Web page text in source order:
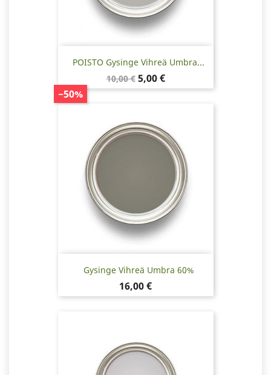
POISTO Gysinge Vihreä Umbra...
Normaalihinta
10,00 €
−50%
Hinta
5,00 €
Gysinge Vihreä Umbra 60%
Hinta
16,00 €